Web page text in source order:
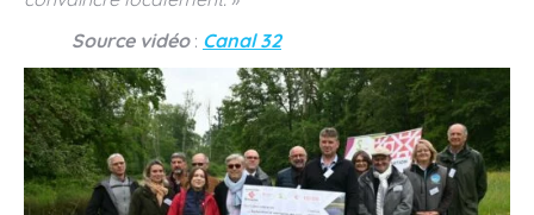
Source vidéo: Canal 32